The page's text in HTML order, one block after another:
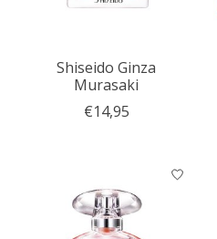
Shiseido Ginza
Murasaki
€14,95